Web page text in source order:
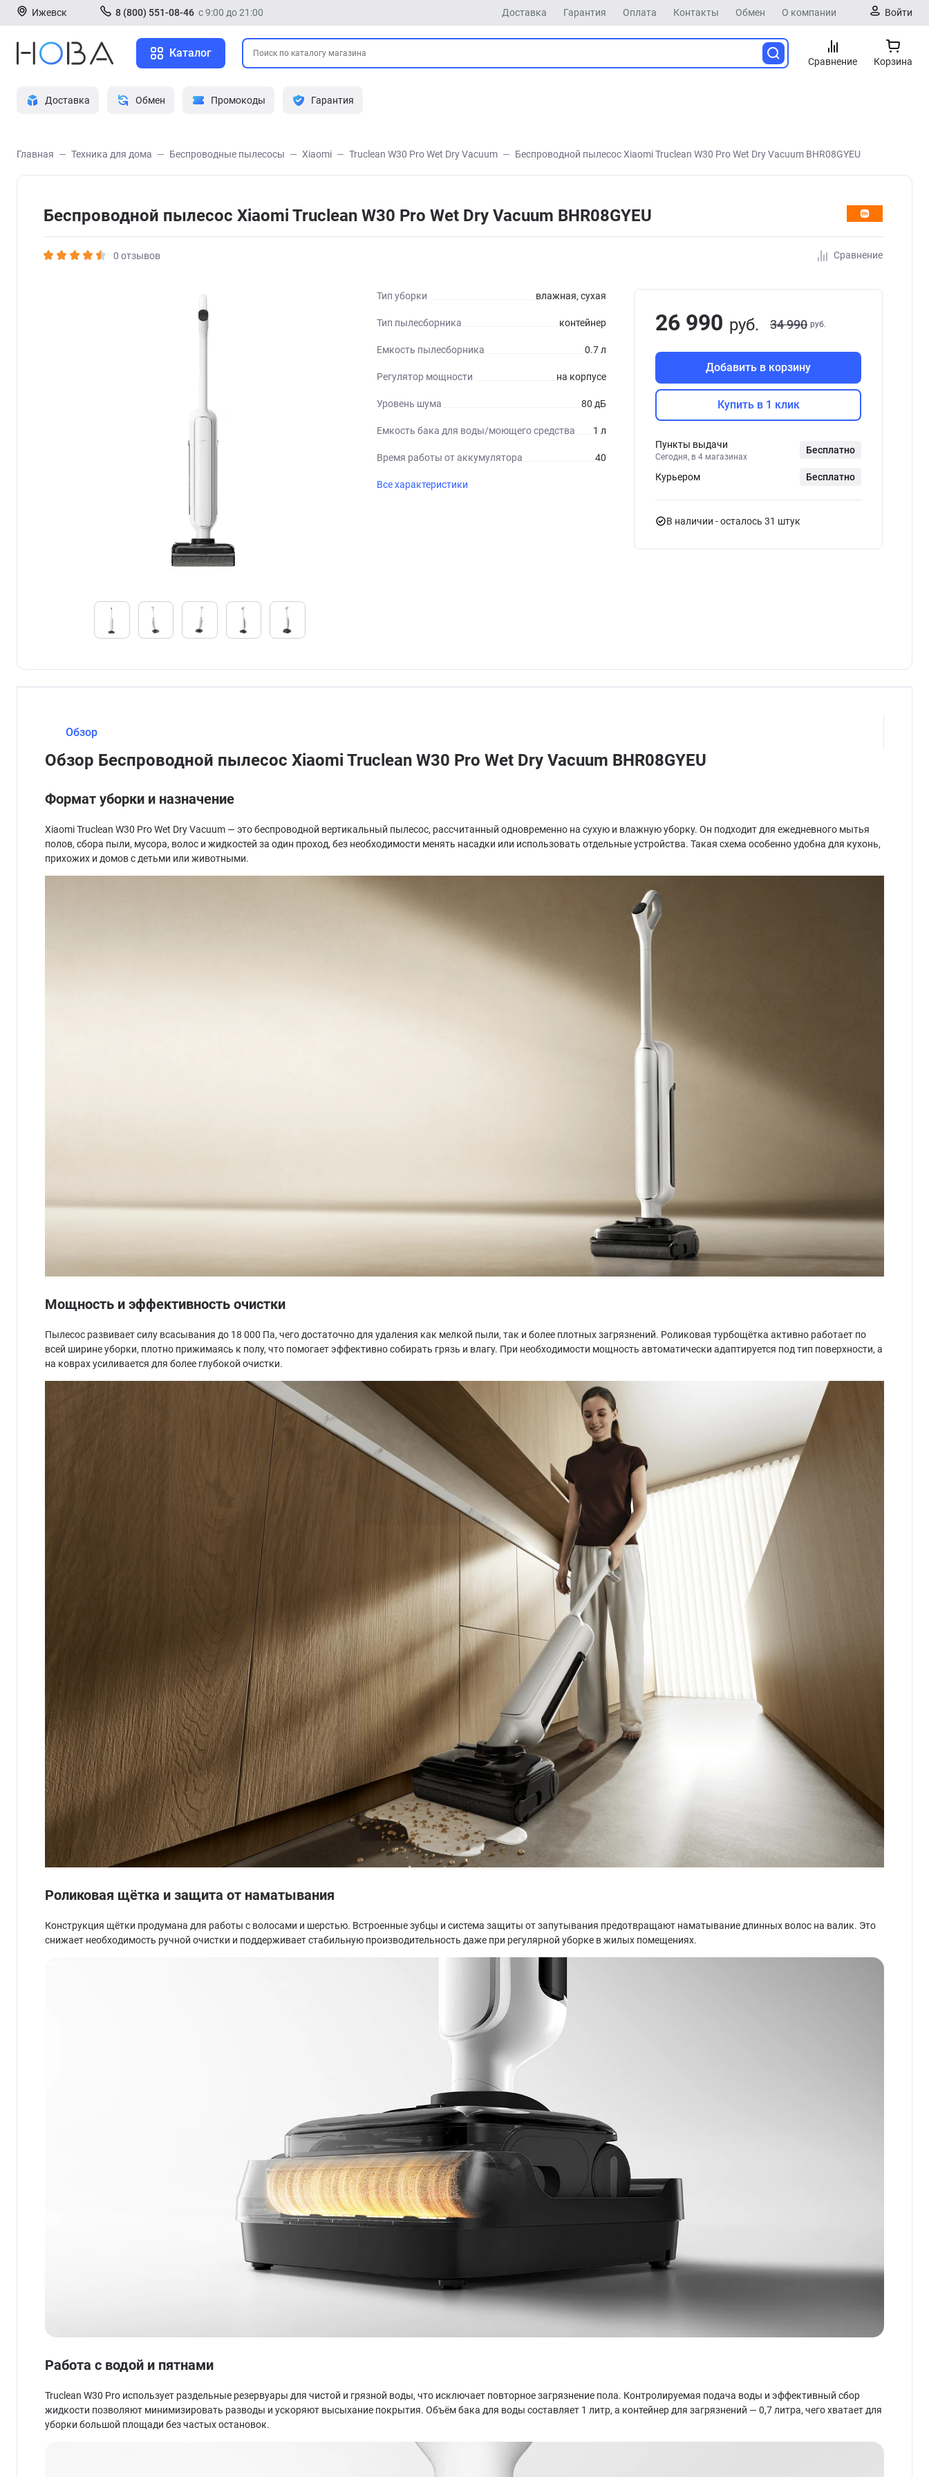
Ижевск 8 (800) 551-08-46 с 9:00 до 21:00 Доставка Гарантия Оплата Контакты Обмен О компании Войти
Каталог
Сравнение Корзина
Доставка Обмен Промокоды Гарантия
Главная Техника для дома Беспроводные пылесосы Xiaomi Truclean W30 Pro Wet Dry Vacuum Беспроводной пылесос Xiaomi Truclean W30 Pro Wet Dry Vacuum BHR08GYEU
Беспроводной пылесос Xiaomi Truclean W30 Pro Wet Dry Vacuum BHR08GYEU
0 отзывов Сравнение
Тип уборки влажная, сухая
Тип пылесборника контейнер
Емкость пылесборника 0.7 л
Регулятор мощности на корпусе
Уровень шума 80 дБ
Емкость бака для воды/моющего средства 1 л
Время работы от аккумулятора 40
Все характеристики
26 990 руб. 34 990 руб.
Добавить в корзину
Купить в 1 клик
Пункты выдачи
Сегодня, в 4 магазинах
Бесплатно
Курьером Бесплатно
В наличии - осталось 31 штук
Обзор
Обзор Беспроводной пылесос Xiaomi Truclean W30 Pro Wet Dry Vacuum BHR08GYEU
Формат уборки и назначение
Xiaomi Truclean W30 Pro Wet Dry Vacuum — это беспроводной вертикальный пылесос, рассчитанный одновременно на сухую и влажную уборку. Он подходит для ежедневного мытья
полов, сбора пыли, мусора, волос и жидкостей за один проход, без необходимости менять насадки или использовать отдельные устройства. Такая схема особенно удобна для кухонь,
прихожих и домов с детьми или животными.
Мощность и эффективность очистки
Пылесос развивает силу всасывания до 18 000 Па, чего достаточно для удаления как мелкой пыли, так и более плотных загрязнений. Роликовая турбощётка активно работает по
всей ширине уборки, плотно прижимаясь к полу, что помогает эффективно собирать грязь и влагу. При необходимости мощность автоматически адаптируется под тип поверхности, а
на коврах усиливается для более глубокой очистки.
Роликовая щётка и защита от наматывания
Конструкция щётки продумана для работы с волосами и шерстью. Встроенные зубцы и система защиты от запутывания предотвращают наматывание длинных волос на валик. Это
снижает необходимость ручной очистки и поддерживает стабильную производительность даже при регулярной уборке в жилых помещениях.
Работа с водой и пятнами
Truclean W30 Pro использует раздельные резервуары для чистой и грязной воды, что исключает повторное загрязнение пола. Контролируемая подача воды и эффективный сбор
жидкости позволяют минимизировать разводы и ускоряют высыхание покрытия. Объём бака для воды составляет 1 литр, а контейнер для загрязнений — 0,7 литра, чего хватает для
уборки большой площади без частых остановок.